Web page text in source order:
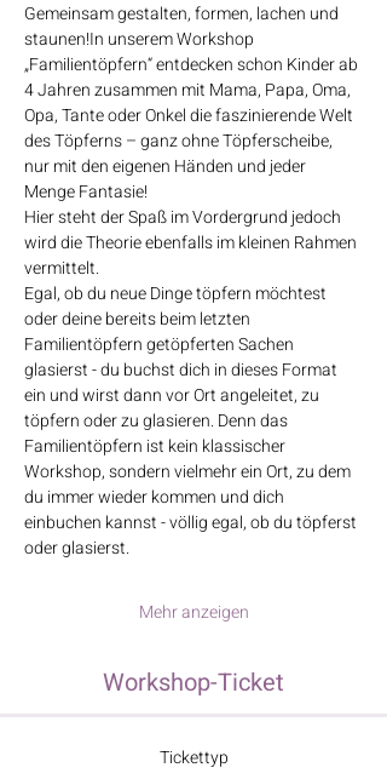
Gemeinsam gestalten, formen, lachen und
staunen!In unserem Workshop
„Familientöpfern“ entdecken schon Kinder ab
4 Jahren zusammen mit Mama, Papa, Oma,
Opa, Tante oder Onkel die faszinierende Welt
des Töpferns – ganz ohne Töpferscheibe,
nur mit den eigenen Händen und jeder
Menge Fantasie!
Hier steht der Spaß im Vordergrund jedoch
wird die Theorie ebenfalls im kleinen Rahmen
vermittelt.​
Egal, ob du neue Dinge töpfern möchtest
oder deine bereits beim letzten
Familientöpfern getöpferten Sachen
glasierst - du buchst dich in dieses Format
ein und wirst dann vor Ort angeleitet, zu
töpfern oder zu glasieren. Denn das
Familientöpfern ist kein klassischer
Workshop, sondern vielmehr ein Ort, zu dem
du immer wieder kommen und dich
einbuchen kannst - völlig egal, ob du töpferst
oder glasierst.
Mehr anzeigen
Workshop-Ticket
Tickettyp